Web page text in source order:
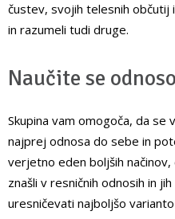
čustev, svojih telesnih občutij
in razumeli tudi druge.
Naučite se
Skupina vam omogoča, da se
najprej odnosa do sebe in
verjetno eden boljših
znašli v resničnih odnosih in
uresničevati najboljšo